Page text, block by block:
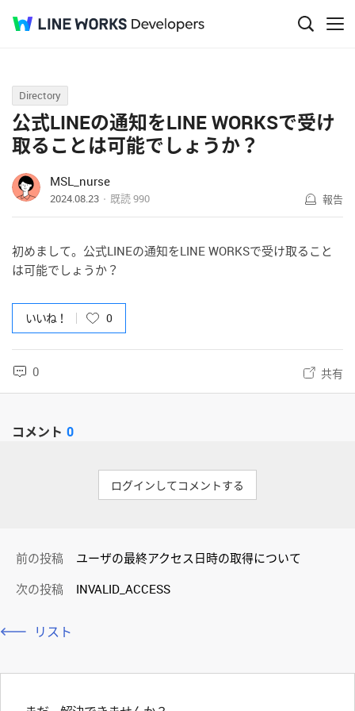
Q&A
Directory
公式LINEの通知をLINE WORKSで受け
取ることは可能でしょうか？
MSL_nurse
2024.08.23 既読990 報告
初めまして。公式LINEの通知をLINE WORKSで受け取ること
は可能でしょうか？
いいね！ 0
0 共有
コメント 0
ログインしてコメントする
前の投稿
ユーザの最終アクセス日時の取得について
次の投稿
INVALID_ACCESS
リスト